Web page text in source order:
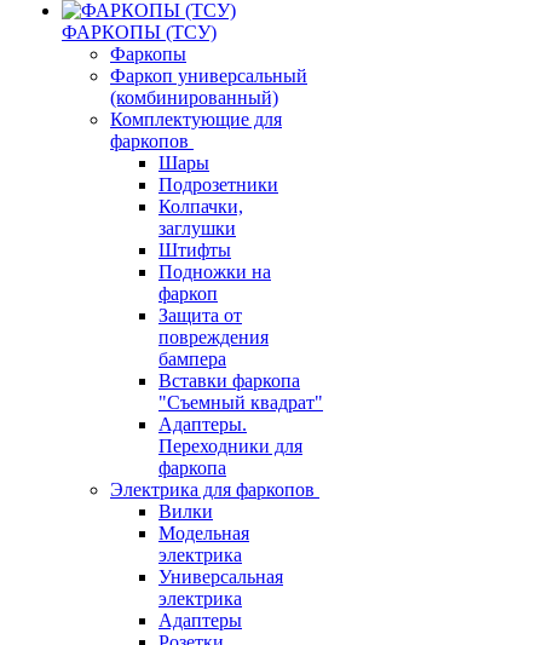
ФАРКОПЫ (ТСУ)
Фаркопы
Фаркоп универсальный
(комбинированный)
Комплектующие для
фаркопов
Шары
Подрозетники
Колпачки,
заглушки
Штифты
Подножки на
фаркоп
Защита от
повреждения
бампера
Вставки фаркопа
"Съемный квадрат"
Адаптеры.
Переходники для
фаркопа
Электрика для фаркопов
Вилки
Модельная
электрика
Универсальная
электрика
Адаптеры